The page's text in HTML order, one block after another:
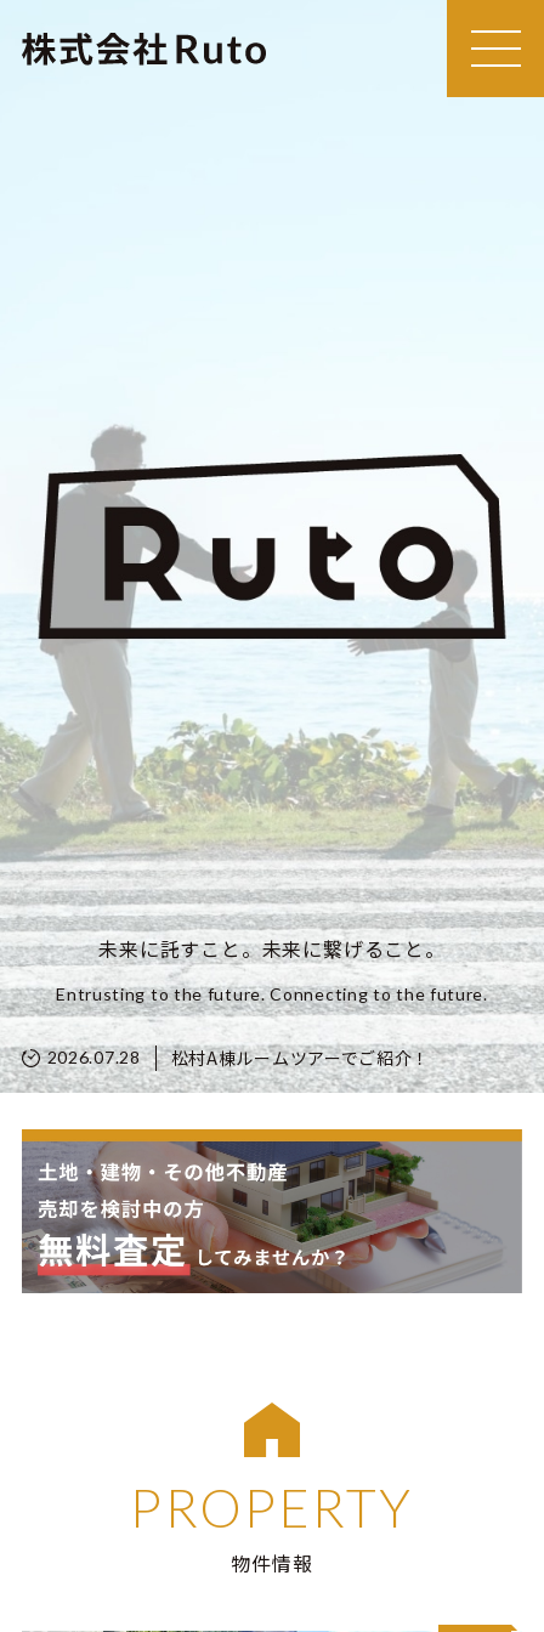
MEN
U
未来に託すこと。未来に繋げること。
Entrusting to the future. Connecting to the future.
2026.07.28 松村A棟ルームツアーでご紹介！
PROPERTY
物件情報